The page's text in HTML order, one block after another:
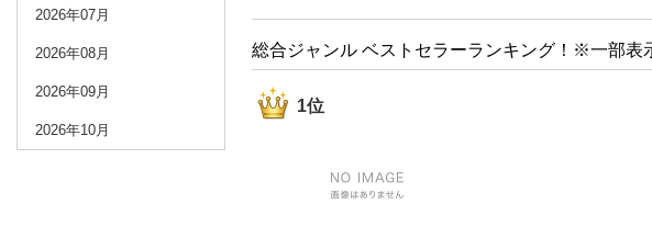
2026年07月
2026年08月
2026年09月
2026年10月
総合ジャンル ベストセラーランキング！※一部表
1位